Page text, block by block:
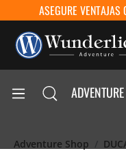
ASEGURE
Adventure Shop